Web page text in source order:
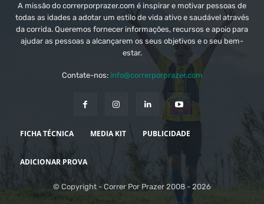
A missão do correrporprazer.com é inspirar e motivar pessoas de
todas as idades a adotar um estilo de vida ativo e saudável através
da corrida. Queremos fornecer informações, recursos e apoio para
ajudar as pessoas a alcançarem os seus objetivos e o seu bem-
estar.
Contate-nos: info@correrporprazer.com
FICHA TÉCNICA MEDIA KIT PUBLICIDADE
ADICIONAR PROVA
© Copyright - Correr Por Prazer 2008 - 2026